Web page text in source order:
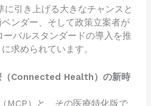
引き上げる大きなチャンスと
ンダー、そして政策立案者が
バルスタンダードの導入を推
求められています。
（Connected Health）の新時
）と、その医療特化版で